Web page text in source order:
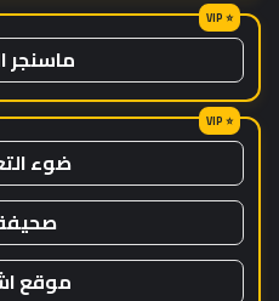
ماسنجر
ضوء
موقع